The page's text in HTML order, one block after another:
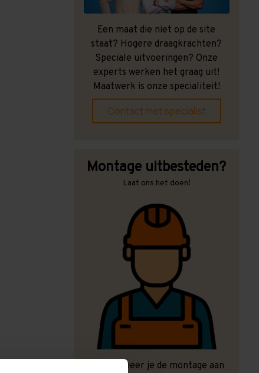
Een maat die niet op de site
staat? Hogere draagkrachten?
Speciale uitvoeringen? Onze
experts werken het graag uit!
Maatwerk is onze specialiteit!
Contact met specialist
Montage uitbesteden?
Laat ons het doen!
Ook wanneer je de montage aan